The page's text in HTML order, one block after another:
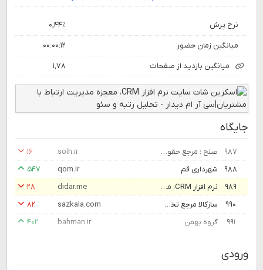
نرخ پرش ۰,۴۴٪
میانگین زمان حضور ۰۰:۰۰:۱۲
میانگین بازدید از صفحات ۱,۷۸
جایگاه
۹۸۷ صلح ؛ مرجع حقوقی ایران-جستجوی وکیل، کارشناس رسمی، قوانین و نمونه قرارداد solh.ir
۱۶
۹۸۸
شهرداری قم qom.ir
۵۴۷
۹۸۹
نرم افزار CRM، معجزه مدیریت ارتباط با مشتریان|سی آر ام دیدار didar.me
۲۸
۹۹۰
سازکالا مرجع تخصصی فروش ساز و تجهیزات استودیویی - سازکالا sazkala.com
۸۲
۹۹۱
گروه بهمن bahman.ir ۴۰۲
ورودی